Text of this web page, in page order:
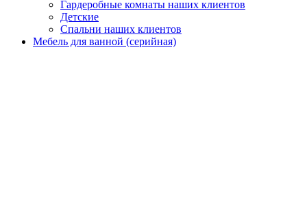
Гардеробные комнаты наших клиентов
Детские
Спальни наших клиентов
Мебель для ванной (серийная)